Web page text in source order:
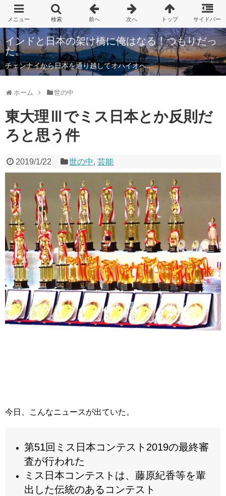
インドと日本の架け橋に俺はなる！つもりだっ
た。
チェンナイから日本を通り越してオハイオへ…
ホーム 世の中
東大理Ⅲでミス日本とか反則だ
ろと思う件
2019/1/22 世の中,芸能
今日、こんなニュースが出ていた。
第51回ミス日本コンテスト2019の最終審
査が行われた
ミス日本コンテストは、藤原紀香等を輩
出した伝統のあるコンテスト